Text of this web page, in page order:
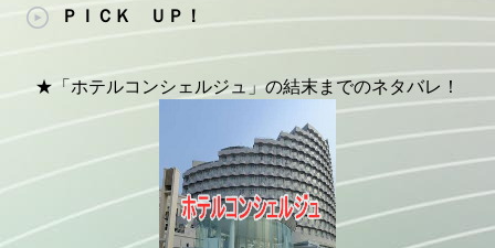
ＰＩＣＫ ＵＰ！
★「ホテルコンシェルジュ」の結末までのネタバレ！